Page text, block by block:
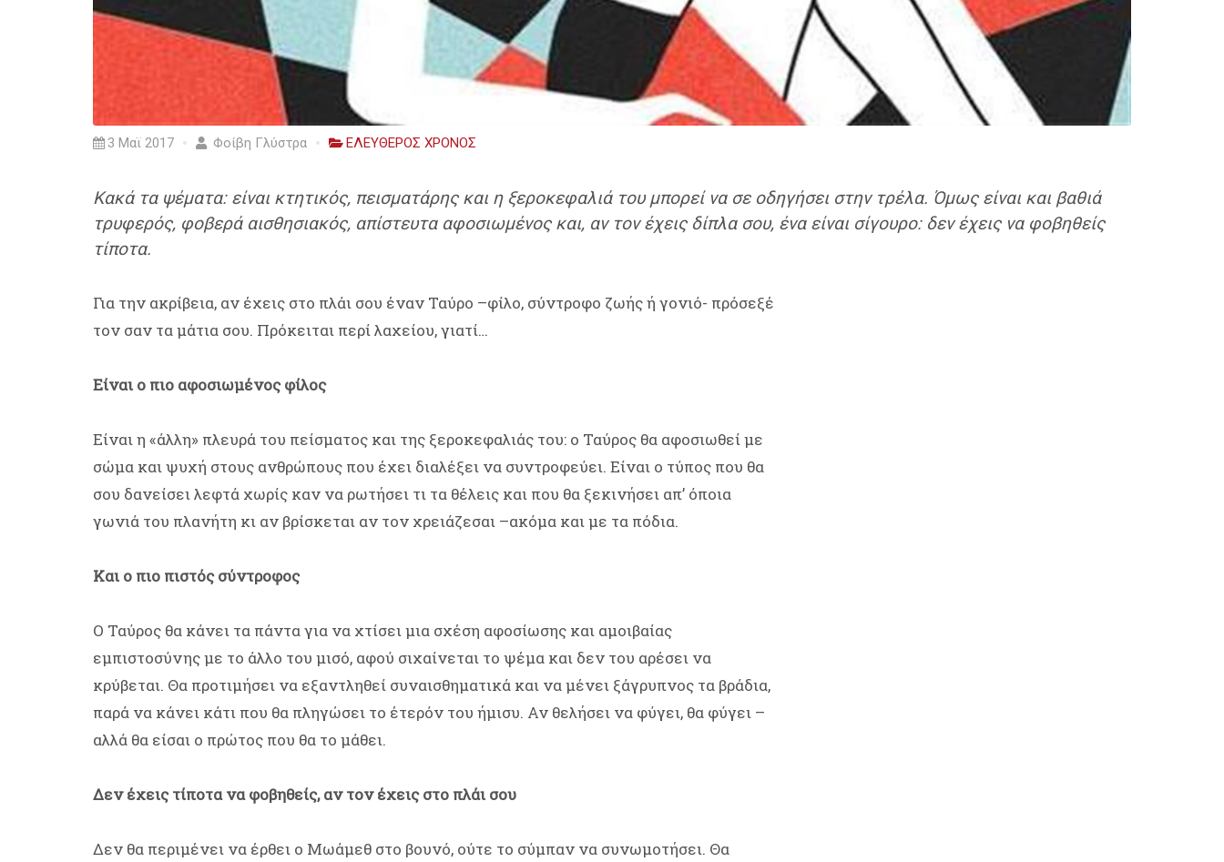
3 Μαϊ 2017 Φοίβη Γλύστρα ΕΛΕΥΘΕΡΟΣ ΧΡΟΝΟΣ
Κακά τα ψέματα: είναι κτητικός, πεισματάρης και η ξεροκεφαλιά του μπορεί να σε οδηγήσει στην τρέλα. Όμως είναι και βαθιά
τρυφερός, φοβερά αισθησιακός, απίστευτα αφοσιωμένος και, αν τον έχεις δίπλα σου, ένα είναι σίγουρο: δεν έχεις να φοβηθείς
τίποτα.
Για την ακρίβεια, αν έχεις στο πλάι σου έναν Ταύρο –φίλο, σύντροφο ζωής ή γονιό- πρόσεξέ
τον σαν τα μάτια σου. Πρόκειται περί λαχείου, γιατί…
Είναι ο πιο αφοσιωμένος φίλος
Είναι η «άλλη» πλευρά του πείσματος και της ξεροκεφαλιάς του: ο Ταύρος θα αφοσιωθεί με
σώμα και ψυχή στους ανθρώπους που έχει διαλέξει να συντροφεύει. Είναι ο τύπος που θα
σου δανείσει λεφτά χωρίς καν να ρωτήσει τι τα θέλεις και που θα ξεκινήσει απ’ όποια
γωνιά του πλανήτη κι αν βρίσκεται αν τον χρειάζεσαι –ακόμα και με τα πόδια.
Και ο πιο πιστός σύντροφος
Ο Ταύρος θα κάνει τα πάντα για να χτίσει μια σχέση αφοσίωσης και αμοιβαίας
εμπιστοσύνης με το άλλο του μισό, αφού σιχαίνεται το ψέμα και δεν του αρέσει να
κρύβεται. Θα προτιμήσει να εξαντληθεί συναισθηματικά και να μένει ξάγρυπνος τα βράδια,
παρά να κάνει κάτι που θα πληγώσει το έτερόν του ήμισυ. Αν θελήσει να φύγει, θα φύγει –
αλλά θα είσαι ο πρώτος που θα το μάθει.
Δεν έχεις τίποτα να φοβηθείς, αν τον έχεις στο πλάι σου
Δεν θα περιμένει να έρθει ο Μωάμεθ στο βουνό, ούτε το σύμπαν να συνωμοτήσει. Θα